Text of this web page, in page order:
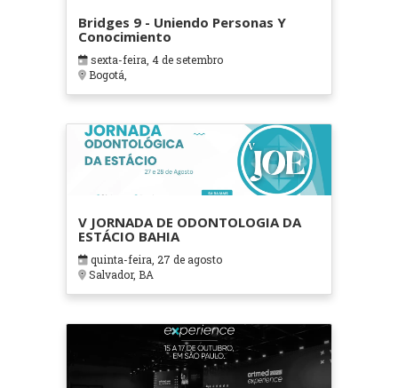
Bridges 9 - Uniendo Personas Y
Conocimiento
sexta-feira, 4 de setembro
Bogotá,
V JORNADA DE ODONTOLOGIA DA
ESTÁCIO BAHIA
quinta-feira, 27 de agosto
Salvador, BA